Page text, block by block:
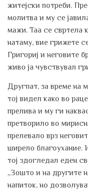
житејски потреби.
молитва и му се
мажи. Таа се свртела
натаму, вие грижете
Григориј и неговите
живо ја чувствувал
Другпат, за време на
тој видел како во
прелива и му ги
претворило во
прелевало врз
ширело благоухание.
тој здогледал еден
„Зошто и на другите
напиток, но